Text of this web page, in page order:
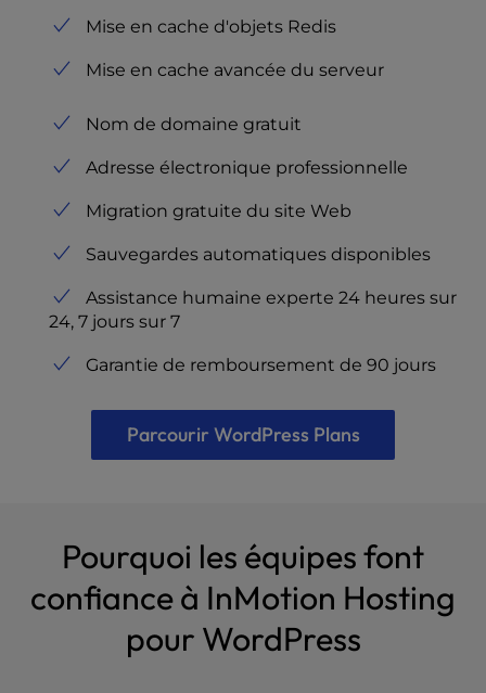
Mise en cache d'objets Redis
Mise en cache avancée du serveur
Nom de domaine gratuit
Adresse électronique professionnelle
Migration gratuite du site Web
Sauvegardes automatiques disponibles
Assistance humaine experte 24 heures sur
24, 7 jours sur 7
Garantie de remboursement de 90 jours
Parcourir WordPress Plans
Pourquoi les équipes font
confiance à InMotion Hosting
pour WordPress